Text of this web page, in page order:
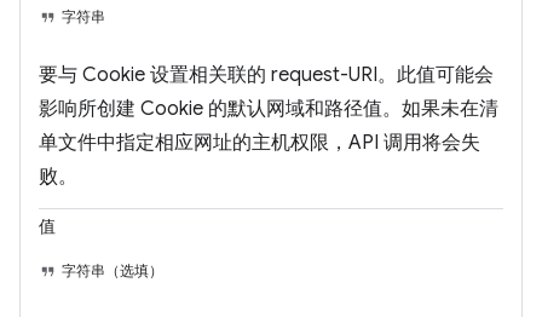
字符串
要与 Cookie 设置相关联的 request-URI。此值可能会
影响所创建 Cookie 的默认网域和路径值。如果未在清
单文件中指定相应网址的主机权限，API 调用将会失
败。
值
字符串（选填）